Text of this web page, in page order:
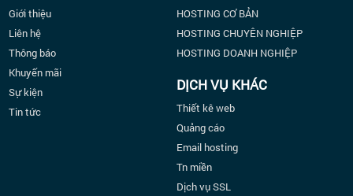
Giới thiệu
Liên hệ
Thông báo
Khuyến mãi
Sự kiện
Tin tức
HOSTING CƠ BẢN
HOSTING CHUYÊN NGHIỆP
HOSTING DOANH NGHIỆP
DỊCH VỤ KHÁC
Thiết kê web
Quảng cáo
Email hosting
Tn miền
Dịch vụ SSL